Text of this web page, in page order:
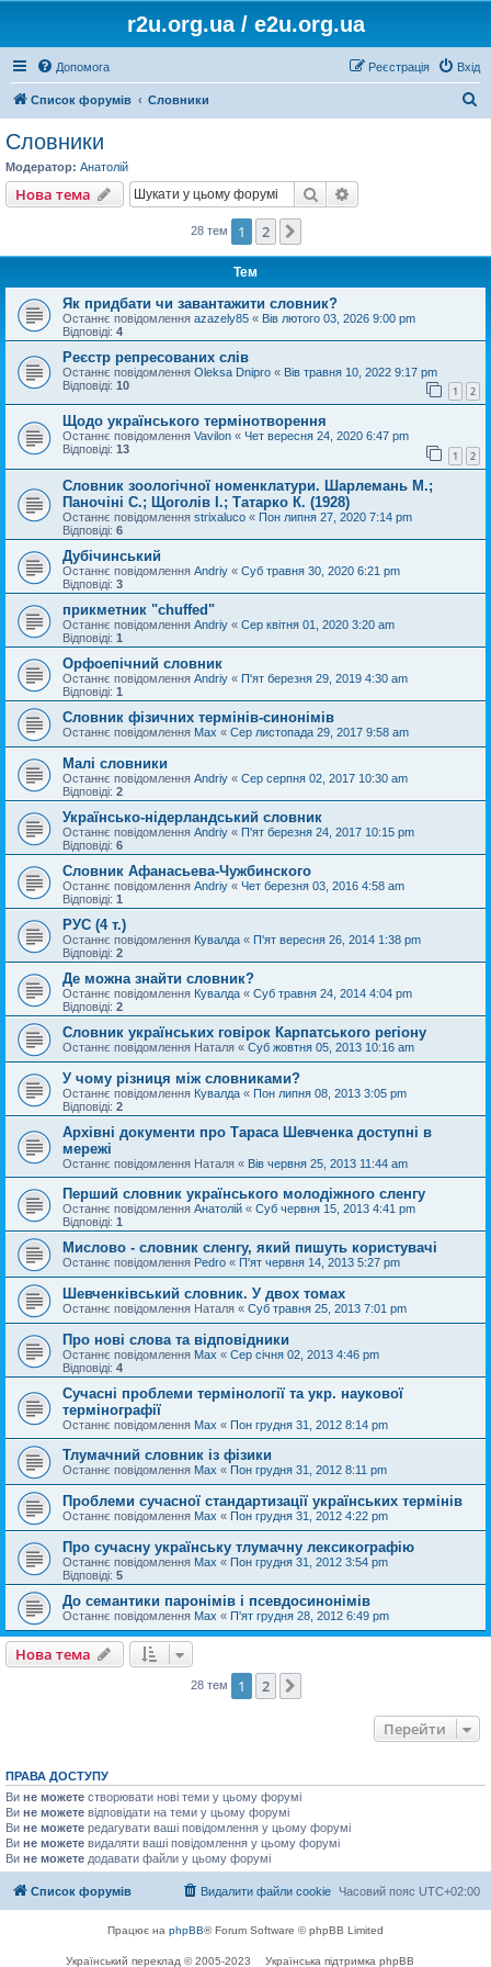
r2u.org.ua / e2u.org.ua
Допомога Вхід
Реєстрація
Список форумів Словники
Словники
Модератор: Анатолій
Нова тема Пошук
28 тем 1 2
Тем
Як придбати чи завантажити словник?
Останнє повідомлення azazely85 « Вів лютого 03, 2026 9:00 pm
Відповіді: 4
Реєстр репресованих слів
Останнє повідомлення Oleksa Dnipro « Вів травня 10, 2022 9:17 pm
Відповіді: 10 1 2
Щодо українського термінотворення
Останнє повідомлення Vavilon « Чет вересня 24, 2020 6:47 pm
Відповіді: 13 1 2
Словник зоологічної номенклатури. Шарлемань М.;
Паночіні С.; Щоголів І.; Татарко К. (1928)
Останнє повідомлення strixaluco « Пон липня 27, 2020 7:14 pm
Відповіді: 6
Дубічинський
Останнє повідомлення Andriy « Суб травня 30, 2020 6:21 pm
Відповіді: 3
прикметник "chuffed"
Останнє повідомлення Andriy « Сер квітня 01, 2020 3:20 am
Відповіді: 1
Орфоепічний словник
Останнє повідомлення Andriy « П'ят березня 29, 2019 4:30 am
Відповіді: 1
Словник фізичних термінів-синонімів
Останнє повідомлення Max « Сер листопада 29, 2017 9:58 am
Малі словники
Останнє повідомлення Andriy « Сер серпня 02, 2017 10:30 am
Відповіді: 2
Українсько-нідерландський словник
Останнє повідомлення Andriy « П'ят березня 24, 2017 10:15 pm
Відповіді: 6
Словник Афанасьева-Чужбинского
Останнє повідомлення Andriy « Чет березня 03, 2016 4:58 am
Відповіді: 1
РУС (4 т.)
Останнє повідомлення Кувалда « П'ят вересня 26, 2014 1:38 pm
Відповіді: 2
Де можна знайти словник?
Останнє повідомлення Кувалда « Суб травня 24, 2014 4:04 pm
Відповіді: 2
Словник українських говірок Карпатського регіону
Останнє повідомлення Наталя « Суб жовтня 05, 2013 10:16 am
У чому різниця між словниками?
Останнє повідомлення Кувалда « Пон липня 08, 2013 3:05 pm
Відповіді: 2
Архівні документи про Тараса Шевченка доступні в
мережі
Останнє повідомлення Наталя « Вів червня 25, 2013 11:44 am
Перший словник українського молодіжного сленгу
Останнє повідомлення Анатолій « Суб червня 15, 2013 4:41 pm
Відповіді: 1
Мислово - словник сленгу, який пишуть користувачі
Останнє повідомлення Pedro « П'ят червня 14, 2013 5:27 pm
Шевченківський словник. У двох томах
Останнє повідомлення Наталя « Суб травня 25, 2013 7:01 pm
Про нові слова та відповідники
Останнє повідомлення Max « Сер січня 02, 2013 4:46 pm
Відповіді: 4
Сучасні проблеми термінології та укр. наукової
термінографії
Останнє повідомлення Max « Пон грудня 31, 2012 8:14 pm
Тлумачний словник із фізики
Останнє повідомлення Max « Пон грудня 31, 2012 8:11 pm
Проблеми сучасної стандартизації українських термінів
Останнє повідомлення Max « Пон грудня 31, 2012 4:22 pm
Про сучасну українську тлумачну лексикографію
Останнє повідомлення Max « Пон грудня 31, 2012 3:54 pm
Відповіді: 5
До семантики паронімів і псевдосинонімів
Останнє повідомлення Max « П'ят грудня 28, 2012 6:49 pm
Нова тема
28 тем 1 2
Перейти
ПРАВА ДОСТУПУ
Ви не можете створювати нові теми у цьому форумі
Ви не можете відповідати на теми у цьому форумі
Ви не можете редагувати ваші повідомлення у цьому форумі
Ви не можете видаляти ваші повідомлення у цьому форумі
Ви не можете додавати файли у цьому форумі
Список форумів Часовий пояс UTC+02:00
Видалити файли cookie
Працює на phpBB® Forum Software © phpBB Limited
Український переклад © 2005-2023 Українська підтримка phpBB